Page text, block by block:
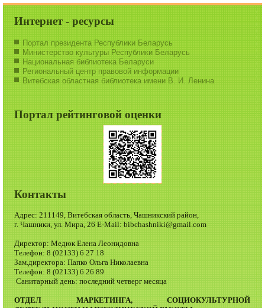
Интернет - ресурсы
Портал президента Республики Беларусь
Министерство культуры Республики Беларусь
Национальная библиотека Беларуси
Региональный центр правовой информации
Витебская областная библиотека имени В. И. Ленина
Портал рейтинговой оценки
Контакты
Адрес: 211149, Витебская область, Чашникский район,
г. Чашники, ул. Мира, 26 E-Mail: bibchashniki@gmail.com
Директор: Медюк Елена Леонидовна
Телефон: 8 (02133) 6 27 18
Зам.директора: Папко Ольга Николаевна
Телефон: 8 (02133) 6 26 89
Санитарный день: последний четверг месяца
ОТДЕЛ МАРКЕТИНГА, СОЦИОКУЛЬТУРНОЙ